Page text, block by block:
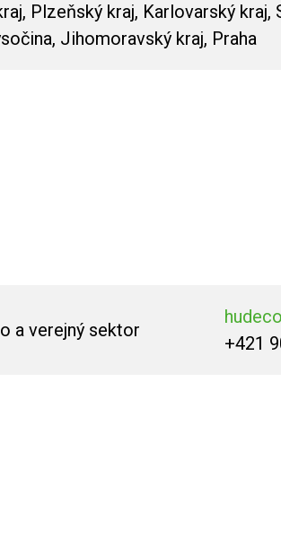
Plzeňský kraj, Karlovarský kraj,
Jihomoravský kraj, Praha
a verejný sektor
+421